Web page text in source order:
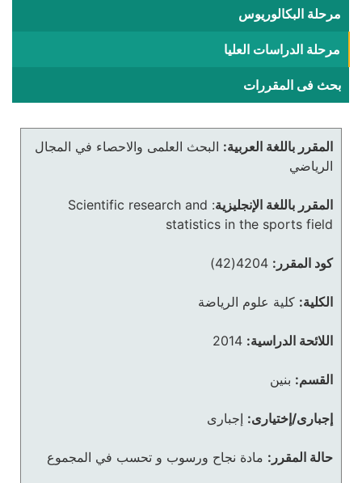
مرحلة البكالوريوس
مرحلة الدراسات العليا
بحث فى المقررات
المقرر باللغة العربية: البحث العلمى والاحصاء في المجال
الرياضي
المقرر باللغة الإنجليزية:
Scientific research and
statistics in the sports field
كود المقرر: 4204(42)
الكلية: كلية علوم الرياضة
اللائحة الدراسية: 2014
القسم: بنين
إجبارى/إختيارى: إجبارى
حالة المقرر: مادة نجاح ورسوب و تحسب في المجموع